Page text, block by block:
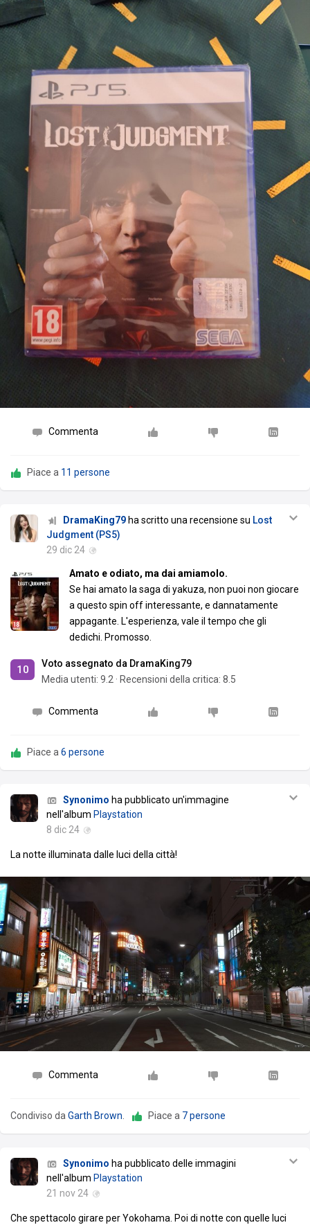
Commenta
Piace a 11 persone
DramaKing79 ha scritto una recensione su Lost
Judgment (PS5)
29 dic 24
Amato e odiato, ma dai amiamolo.
Se hai amato la saga di yakuza, non puoi non giocare
a questo spin off interessante, e dannatamente
appagante. L'esperienza, vale il tempo che gli
dedichi. Promosso.
10
Voto assegnato da DramaKing79
Media utenti: 9.2 · Recensioni della critica: 8.5
Commenta
Piace a6 persone
Synonimo ha pubblicato un'immagine
nell'album Playstation
8 dic 24
La notte illuminata dalle luci della città!
Commenta
Condiviso daGarth Brown. Piace a 7 persone
Synonimo ha pubblicato delle immagini
nell'album Playstation
21 nov 24
Che spettacolo girare per Yokohama. Poi di notte con quelle luci